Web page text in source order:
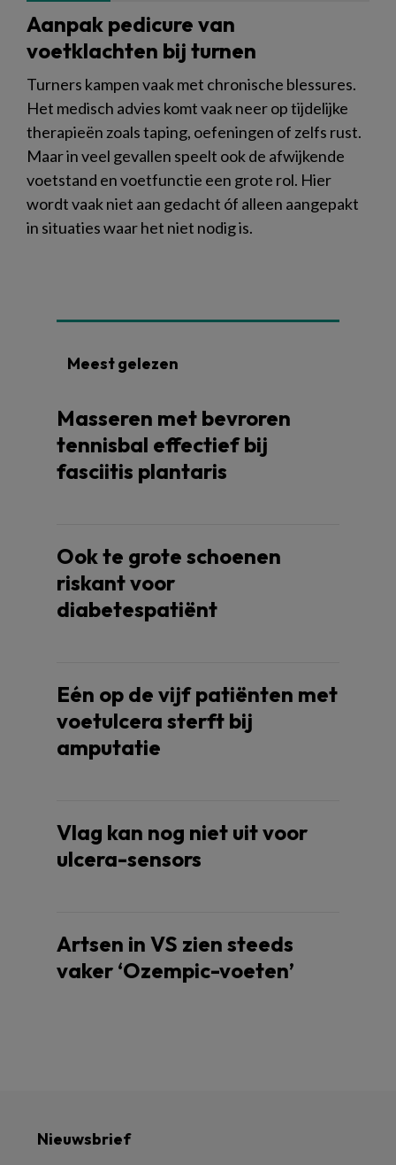
Aanpak pedicure van
voetklachten bij turnen
Turners kampen vaak met chronische blessures.
Het medisch advies komt vaak neer op tijdelijke
therapieën zoals taping, oefeningen of zelfs rust.
Maar in veel gevallen speelt ook de afwijkende
voetstand en voetfunctie een grote rol. Hier
wordt vaak niet aan gedacht óf alleen aangepakt
in situaties waar het niet nodig is.
Meest gelezen
Masseren met bevroren
tennisbal effectief bij
fasciitis plantaris
Ook te grote schoenen
riskant voor
diabetespatiënt
Eén op de vijf patiënten met
voetulcera sterft bij
amputatie
Vlag kan nog niet uit voor
ulcera-sensors
Artsen in VS zien steeds
vaker ‘Ozempic-voeten’
Nieuwsbrief